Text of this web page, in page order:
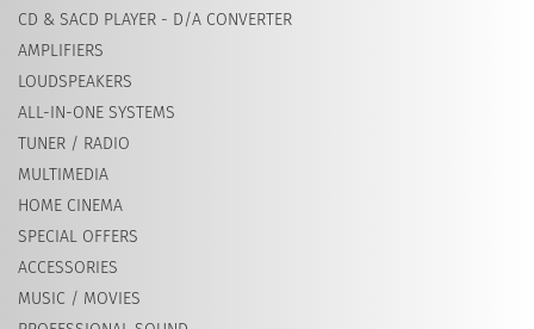
CD & SACD PLAYER - D/A CONVERTER
AMPLIFIERS
LOUDSPEAKERS
ALL-IN-ONE SYSTEMS
TUNER / RADIO
MULTIMEDIA
HOME CINEMA
SPECIAL OFFERS
ACCESSORIES
MUSIC / MOVIES